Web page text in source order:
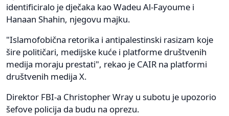
identificiralo je dječaka kao Wadeu Al-Fayoume i
Hanaan Shahin, njegovu majku.
"Islamofobična retorika i antipalestinski rasizam koje
šire političari, medijske kuće i platforme društvenih
medija moraju prestati", rekao je CAIR na platformi
društvenih medija X.
Direktor FBI-a Christopher Wray u subotu je upozorio
šefove policija da budu na oprezu.